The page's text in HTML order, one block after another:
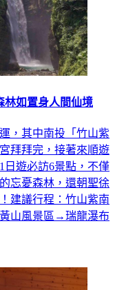
如置身人間仙境
，其中南投「竹山紫
拜拜完，接著來順遊
日遊必訪6景點，不僅
忘憂森林，還朝聖徐
建議行程：竹山紫南
山風景區→瑞龍瀑布